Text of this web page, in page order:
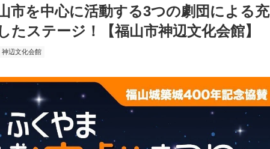
市を中心に活動する3つの劇団による充
たステージ！【福山市神辺文化会館】
神辺文化会館